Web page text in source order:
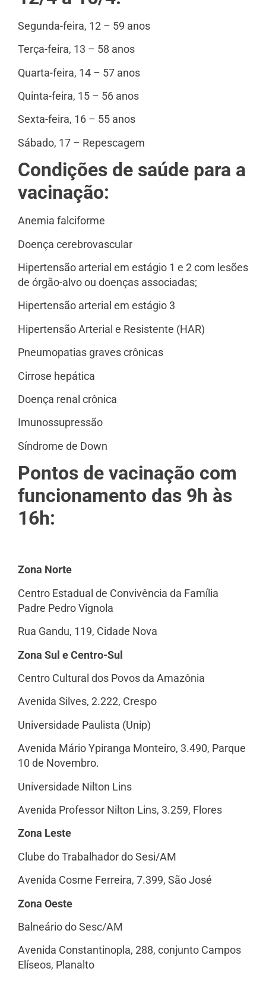
Segunda-feira, 12 – 59 anos
Terça-feira, 13 – 58 anos
Quarta-feira, 14 – 57 anos
Quinta-feira, 15 – 56 anos
Sexta-feira, 16 – 55 anos
Sábado, 17 – Repescagem
Condições de saúde para a
vacinação:
Anemia falciforme
Doença cerebrovascular
Hipertensão arterial em estágio 1 e 2 com lesões
de órgão-alvo ou doenças associadas;
Hipertensão arterial em estágio 3
Hipertensão Arterial e Resistente (HAR)
Pneumopatias graves crônicas
Cirrose hepática
Doença renal crônica
Imunossupressão
Síndrome de Down
Pontos de vacinação com
funcionamento das 9h às
16h:
Zona Norte
Centro Estadual de Convivência da Família
Padre Pedro Vignola
Rua Gandu, 119, Cidade Nova
Zona Sul e Centro-Sul
Centro Cultural dos Povos da Amazônia
Avenida Silves, 2.222, Crespo
Universidade Paulista (Unip)
Avenida Mário Ypiranga Monteiro, 3.490, Parque
10 de Novembro.
Universidade Nilton Lins
Avenida Professor Nilton Lins, 3.259, Flores
Zona Leste
Clube do Trabalhador do Sesi/AM
Avenida Cosme Ferreira, 7.399, São José
Zona Oeste
Balneário do Sesc/AM
Avenida Constantinopla, 288, conjunto Campos
Elíseos, Planalto